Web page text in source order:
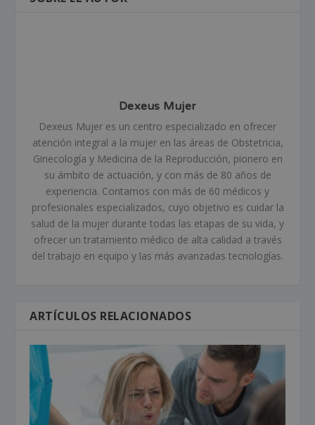
Dexeus Mujer
Dexeus Mujer es un centro especializado en ofrecer
atención integral a la mujer en las áreas de Obstetricia,
Ginecología y Medicina de la Reproducción, pionero en
su ámbito de actuación, y con más de 80 años de
experiencia. Contamos con más de 60 médicos y
profesionales especializados, cuyo objetivo es cuidar la
salud de la mujer durante todas las etapas de su vida, y
ofrecer un tratamiento médico de alta calidad a través
del trabajo en equipo y las más avanzadas tecnologías.
ARTÍCULOS RELACIONADOS